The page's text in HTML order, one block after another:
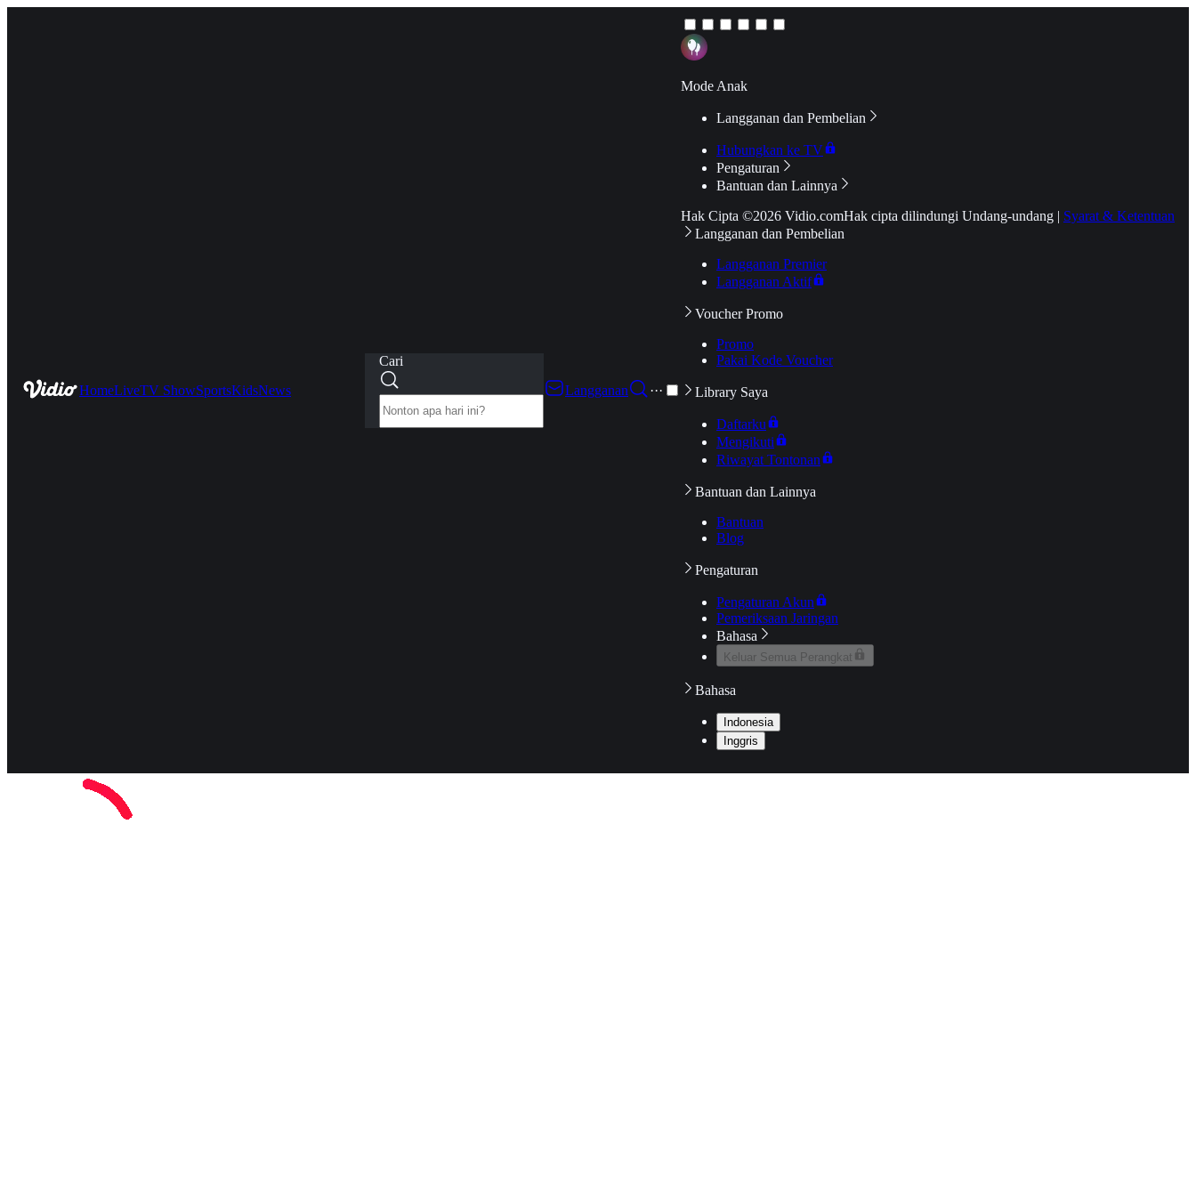
HomeLiveTV ShowSportsKidsNews
Cari
Langganan
···
Mode Anak
Langganan dan Pembelian
Hubungkan ke TV
Pengaturan
Bantuan dan Lainnya
Hak Cipta ©2026 Vidio.comHak cipta dilindungi Undang-undang | Syarat & Ketentuan
Langganan dan Pembelian
Langganan Premier
Langganan Aktif
Voucher Promo
Promo
Pakai Kode Voucher
Library Saya
Daftarku
Mengikuti
Riwayat Tontonan
Bantuan dan Lainnya
Bantuan
Blog
Pengaturan
Pengaturan Akun
Pemeriksaan Jaringan
Bahasa
Keluar Semua Perangkat
Bahasa
Indonesia
Inggris